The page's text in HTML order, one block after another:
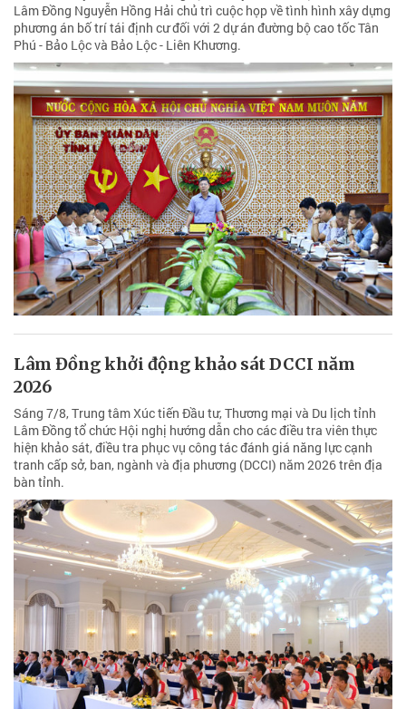
Lâm Đồng Nguyễn Hồng Hải chủ trì cuộc họp về tình hình xây dựng
phương án bố trí tái định cư đối với 2 dự án đường bộ cao tốc Tân
Phú - Bảo Lộc và Bảo Lộc - Liên Khương.
Lâm Đồng khởi động khảo sát DCCI năm
2026
Sáng 7/8, Trung tâm Xúc tiến Đầu tư, Thương mại và Du lịch tỉnh
Lâm Đồng tổ chức Hội nghị hướng dẫn cho các điều tra viên thực
hiện khảo sát, điều tra phục vụ công tác đánh giá năng lực cạnh
tranh cấp sở, ban, ngành và địa phương (DCCI) năm 2026 trên địa
bàn tỉnh.